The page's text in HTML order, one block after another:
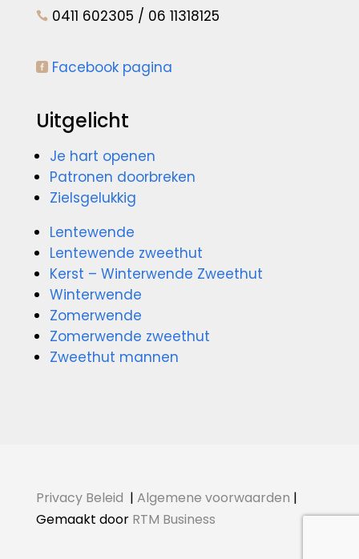
0411 602305 / 06 11318125
 Facebook pagina
Uitgelicht
Je hart openen
Patronen doorbreken
Zielsgelukkig
Lentewende
Lentewende zweethut
Kerst – Winterwende Zweethut
Winterwende
Zomerwende
Zomerwende zweethut
Zweethut mannen
Privacy Beleid | Algemene voorwaarden |
Gemaakt door RTM Business